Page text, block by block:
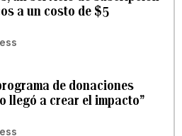
a un costo de $5
de donaciones
llegó a crear el impacto”